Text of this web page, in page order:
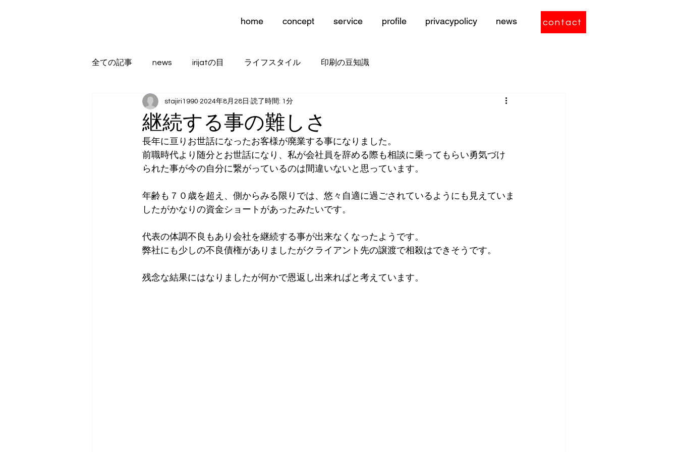
home concept service profile privacypolicy news contact
全ての記事 news irijatの目 ライフスタイル 印刷の豆知識
継続する事の難しさ
stajiri1990 2024年8月28日 読了時間: 1分
長年に亘りお世話になったお客様が廃業する事になりました。
前職時代より随分とお世話になり、私が会社員を辞める際も相談に乗ってもらい勇気づけ
られた事が今の自分に繋がっているのは間違いないと思っています。
年齢も７０歳を超え、側からみる限りでは、悠々自適に過ごされているようにも見えていま
したがかなりの資金ショートがあったみたいです。
代表の体調不良もあり会社を継続する事が出来なくなったようです。
弊社にも少しの不良債権がありましたがクライアント先の譲渡で相殺はできそうです。
残念な結果にはなりましたが何かで恩返し出来ればと考えています。